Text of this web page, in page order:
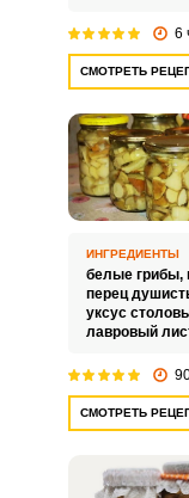
6
СМОТРЕТЬ
ИНГРЕДИЕНТЫ
белые грибы,
перец
уксус
лавровый
СМОТРЕТЬ